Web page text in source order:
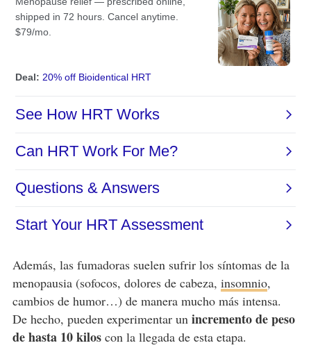
Además, las fumadoras suelen sufrir los síntomas de la
menopausia (sofocos, dolores de cabeza, insomnio,
cambios de humor…) de manera mucho más intensa.
De hecho, pueden experimentar un incremento de peso
de hasta 10 kiloscon la llegada de esta etapa.